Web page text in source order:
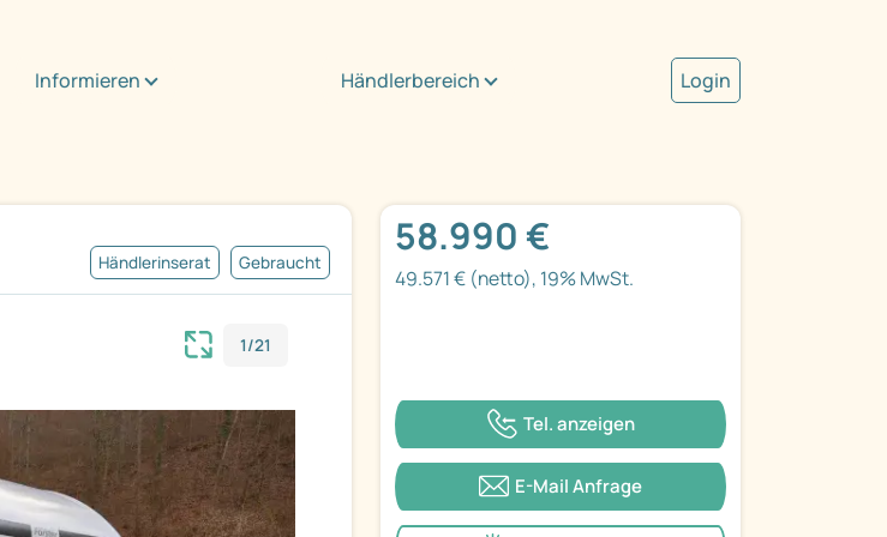
Informieren Händlerbereich Login
Händlerinserat Gebraucht
1/21
58.990 €
49.571 € (netto), 19% MwSt.
Tel. anzeigen
E-Mail Anfrage